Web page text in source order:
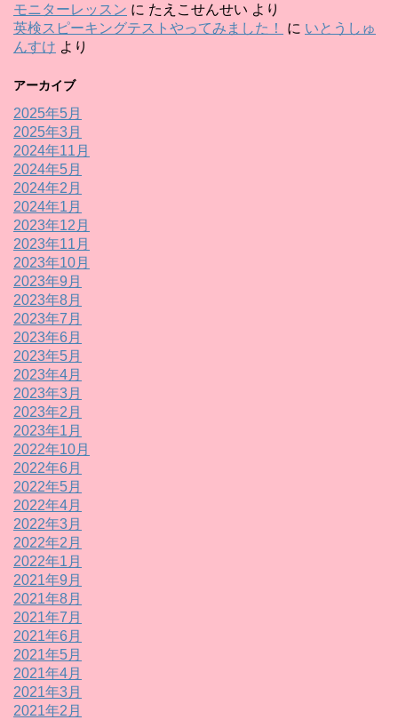
モニターレッスン に たえこせんせい より
英検スピーキングテストやってみました！
に いとうしゅ
んすけ より
アーカイブ
2025年5月
2025年3月
2024年11月
2024年5月
2024年2月
2024年1月
2023年12月
2023年11月
2023年10月
2023年9月
2023年8月
2023年7月
2023年6月
2023年5月
2023年4月
2023年3月
2023年2月
2023年1月
2022年10月
2022年6月
2022年5月
2022年4月
2022年3月
2022年2月
2022年1月
2021年9月
2021年8月
2021年7月
2021年6月
2021年5月
2021年4月
2021年3月
2021年2月